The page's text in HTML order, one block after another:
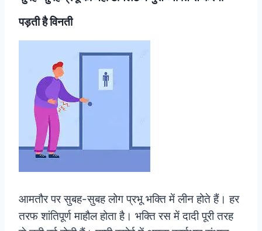
पड़ती है विनती
आमतौर पर सुबह-सुबह लोग प्रभू भक्ति में लीन होते हैं। हर
तरफ शांतिपूर्ण माहौल होता है। भक्ति रस में दादी पूरी तरह